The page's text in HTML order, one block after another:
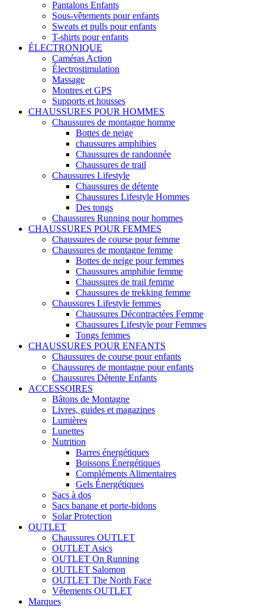
Pantalons Enfants
Sous-vêtements pour enfants
Sweats et pulls pour enfants
T-shirts pour enfants
ÉLECTRONIQUE
Caméras Action
Électrostimulation
Massage
Montres et GPS
Supports et housses
CHAUSSURES POUR HOMMES
Chaussures de montagne homme
Bottes de neige
chaussures amphibies
Chaussures de randonnée
Chaussures de trail
Chaussures Lifestyle
Chaussures de détente
Chaussures Lifestyle Hommes
Des tongs
Chaussures Running pour hommes
CHAUSSURES POUR FEMMES
Chaussures de course pour femme
Chaussures de montagne femme
Bottes de neige pour femmes
Chaussures amphibie femme
Chaussures de trail femme
Chaussures de trekking femme
Chaussures Lifestyle femmes
Chaussures Décontractées Femme
Chaussures Lifestyle pour Femmes
Tongs femmes
CHAUSSURES POUR ENFANTS
Chaussures de course pour enfants
Chaussures de montagne pour enfants
Chaussures Détente Enfants
ACCESSOIRES
Bâtons de Montagne
Livres, guides et magazines
Lumières
Lunettes
Nutrition
Barres énergétiques
Boissons Énergétiques
Compléments Alimentaires
Gels Énergétiques
Sacs à dos
Sacs banane et porte-bidons
Solar Protection
OUTLET
Chaussures OUTLET
OUTLET Asics
OUTLET On Running
OUTLET Salomon
OUTLET The North Face
Vêtements OUTLET
Marques